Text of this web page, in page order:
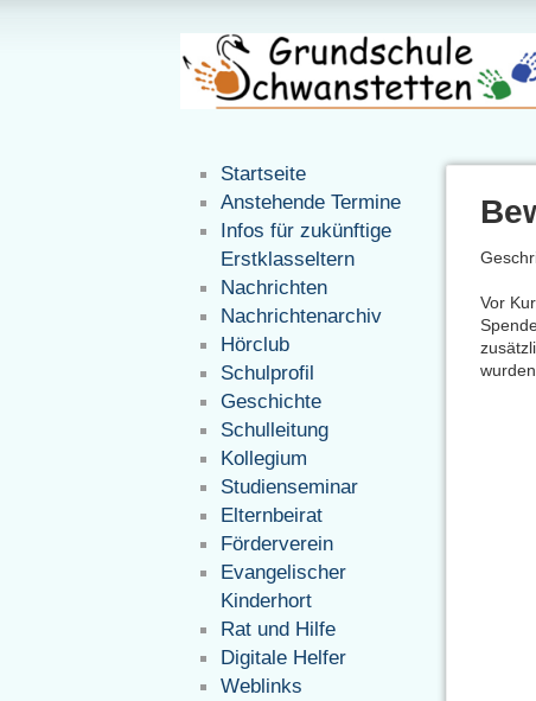
Startseite
Anstehende Termine
Infos für zukünftige
Erstklasseltern
Nachrichten
Nachrichtenarchiv
Hörclub
Schulprofil
Geschichte
Schulleitung
Kollegium
Studienseminar
Elternbeirat
Förderverein
Evangelischer
Kinderhort
Rat und Hilfe
Digitale Helfer
Weblinks
Vor